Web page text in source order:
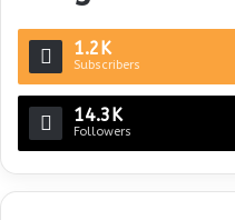
1.2K
Subscribers
14.3K
Followers